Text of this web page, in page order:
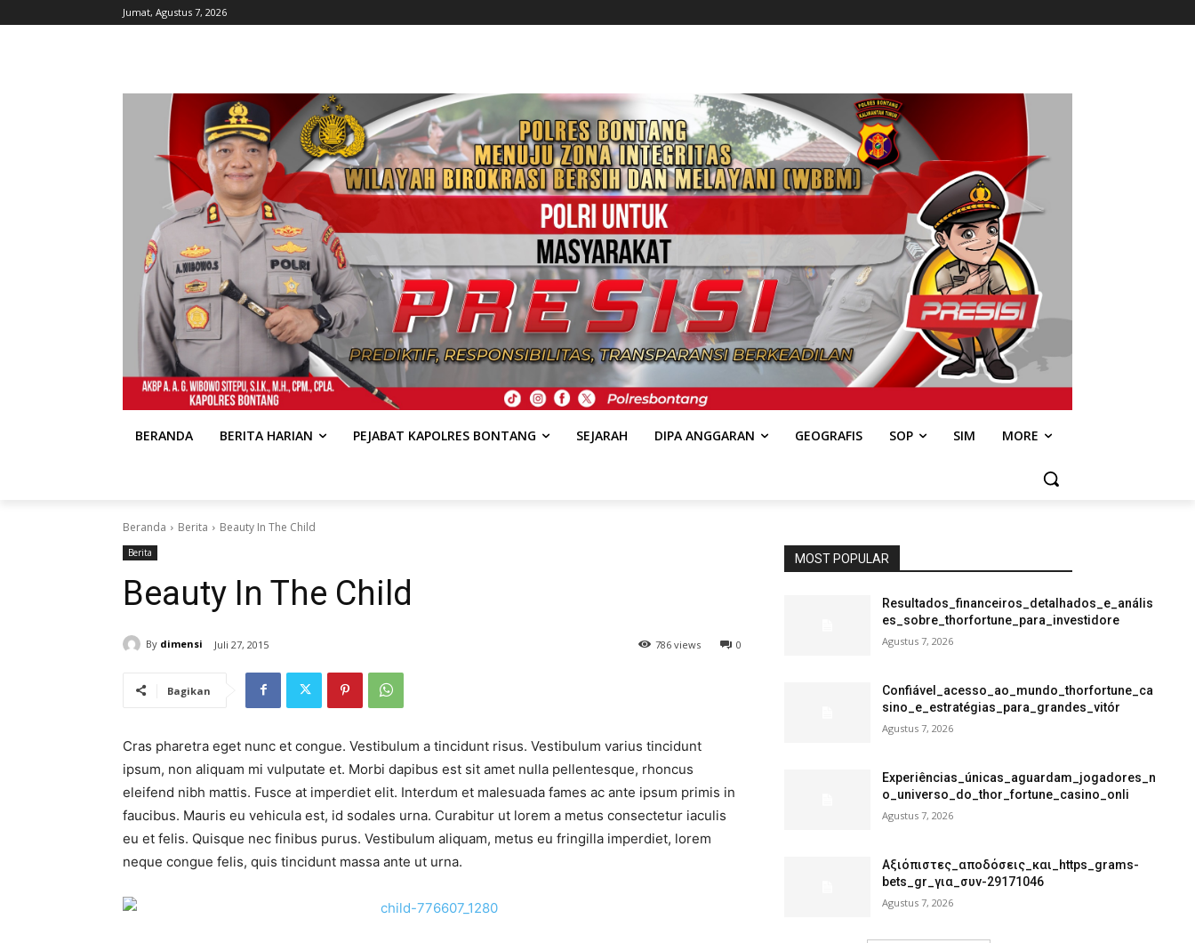
Jumat, Agustus 7, 2026
BERANDA BERITA HARIAN PEJABAT KAPOLRES BONTANG SEJARAH DIPA ANGGARAN GEOGRAFIS SOP SIM MORE
Beranda Berita Beauty In The Child
Berita
Beauty In The Child
By dimensi Juli 27, 2015 0
786 views
Bagikan
Cras pharetra eget nunc et congue. Vestibulum a tincidunt risus. Vestibulum varius tincidunt
ipsum, non aliquam mi vulputate et. Morbi dapibus est sit amet nulla pellentesque, rhoncus
eleifend nibh mattis. Fusce at imperdiet elit. Interdum et malesuada fames ac ante ipsum primis in
faucibus. Mauris eu vehicula est, id sodales urna. Curabitur ut lorem a metus consectetur iaculis
eu et felis. Quisque nec finibus purus. Vestibulum aliquam, metus eu fringilla imperdiet, lorem
neque congue felis, quis tincidunt massa ante ut urna.
MOST POPULAR
Resultados_financeiros_detalhados_e_anális
es_sobre_thorfortune_para_investidore
Agustus 7, 2026
Confiável_acesso_ao_mundo_thorfortune_ca
sino_e_estratégias_para_grandes_vitór
Agustus 7, 2026
Experiências_únicas_aguardam_jogadores_n
o_universo_do_thor_fortune_casino_onli
Agustus 7, 2026
Αξιόπιστες_αποδόσεις_και_https_grams-
bets_gr_για_συν-29171046
Agustus 7, 2026